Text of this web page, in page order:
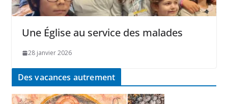
Une Église au service des malades
28 janvier 2026
Des vacances autrement